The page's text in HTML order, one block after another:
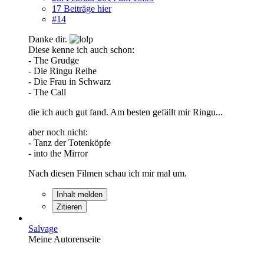
17 Beiträge hier
#14
Danke dir.
Diese kenne ich auch schon:
- The Grudge
- Die Ringu Reihe
- Die Frau in Schwarz
- The Call
die ich auch gut fand. Am besten gefällt mir Ringu...
aber noch nicht:
- Tanz der Totenköpfe
- into the Mirror
Nach diesen Filmen schau ich mir mal um.
Inhalt melden
Zitieren
Salvage
Meine Autorenseite